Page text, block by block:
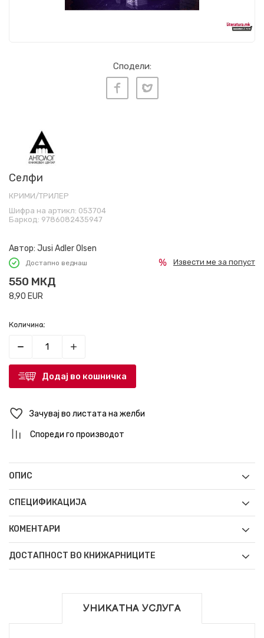
Сподели:
Селфи
КРИМИ/ТРИЛЕР
Шифра на артикл: 053704
Баркод: 9786082435947
Автор: Jusi Adler Olsen
Достапно веднаш
550 МКД
8,90 EUR
Извести ме за попуст
Количина:
Додај во кошничка
Зачувај во листата на желби
Спореди го производот
ОПИС
СПЕЦИФИКАЦИЈА
КОМЕНТАРИ
ДОСТАПНОСТ ВО КНИЖАРНИЦИТЕ
УНИКАТНА УСЛУГА